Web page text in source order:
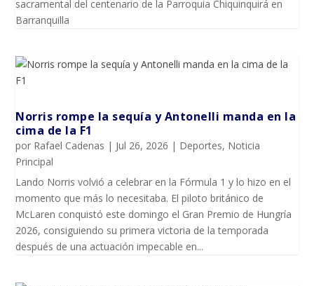
sacramental del centenario de la Parroquia Chiquinquirá en
Barranquilla
Norris rompe la sequía y Antonelli manda en la
cima de la F1
por Rafael Cadenas | Jul 26, 2026 | Deportes, Noticia
Principal
Lando Norris volvió a celebrar en la Fórmula 1 y lo hizo en el
momento que más lo necesitaba. El piloto británico de
McLaren conquistó este domingo el Gran Premio de Hungría
2026, consiguiendo su primera victoria de la temporada
después de una actuación impecable en...